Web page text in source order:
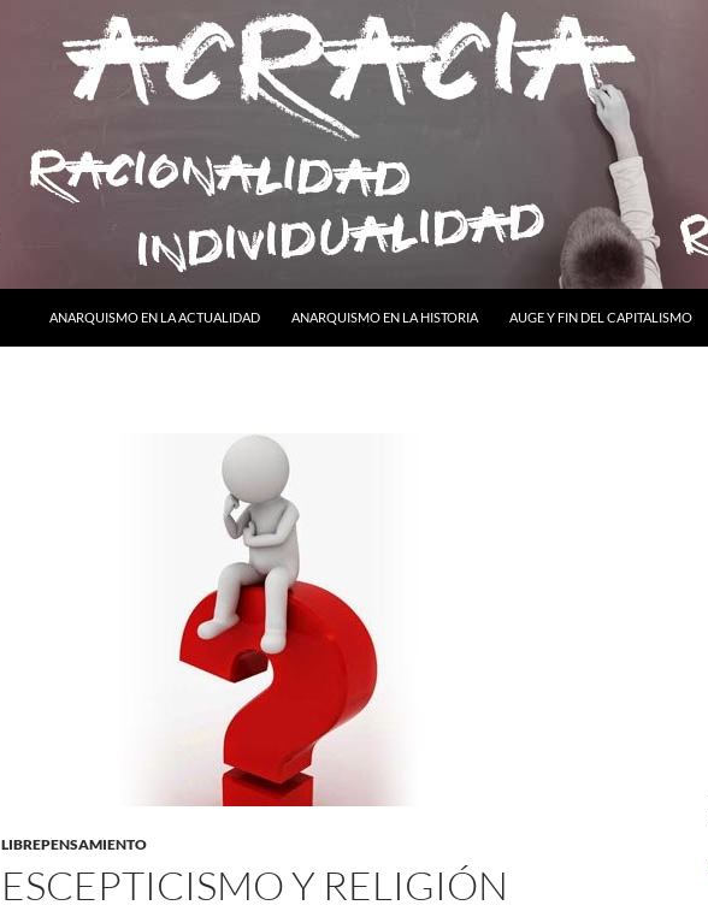
ANARQUISMO EN LA ACTUALIDAD
ANARQUISMO EN LA HISTORIA AUGE Y FIN DEL CAPITALISMO
LIBREPENSAMIENTO
ESCEPTICISMO Y RELIGIÓN